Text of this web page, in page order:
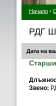
Начало ›
РДГ
Дата на
Звено: